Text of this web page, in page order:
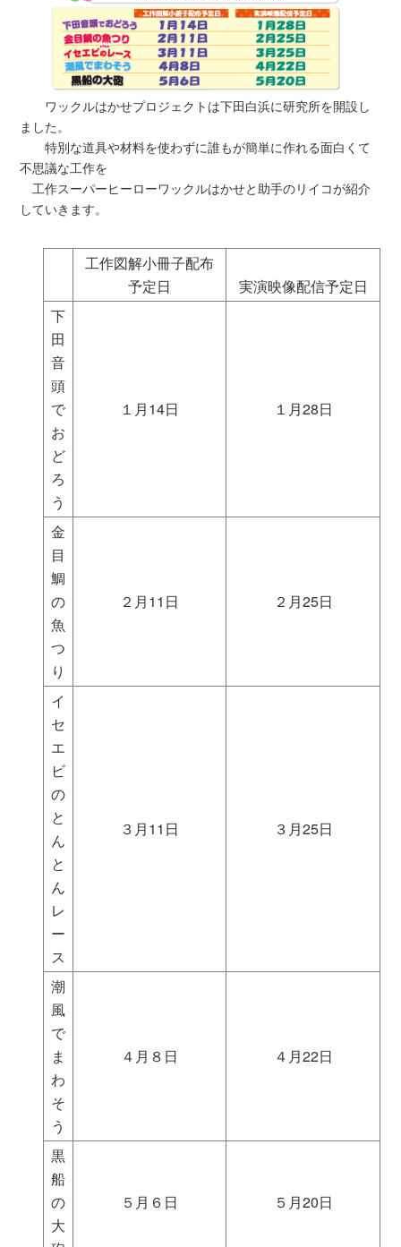
ワックルはかせプロジェクトは下田白浜に研究所を開設し
ました。
特別な道具や材料を使わずに誰もが簡単に作れる面白くて
不思議な工作を
工作スーパーヒーローワックルはかせと助手のリイコが紹介
していきます。
工作図解小冊子配布
予定日
実演映像配信予定日
下
田
音
頭
で
お
ど
ろ
う
１月14日 １月28日
金
目
鯛
の
魚
つ
り
２月11日 ２月25日
イ
セ
エ
ビ
の
と
ん
と
ん
レ
ー
ス
３月11日 ３月25日
潮
風
で
ま
わ
そ
う
４月８日 ４月22日
黒
船
の
大
５月６日 ５月20日